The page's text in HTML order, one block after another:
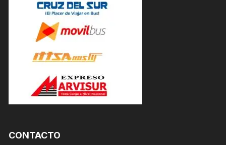
CONTACTO